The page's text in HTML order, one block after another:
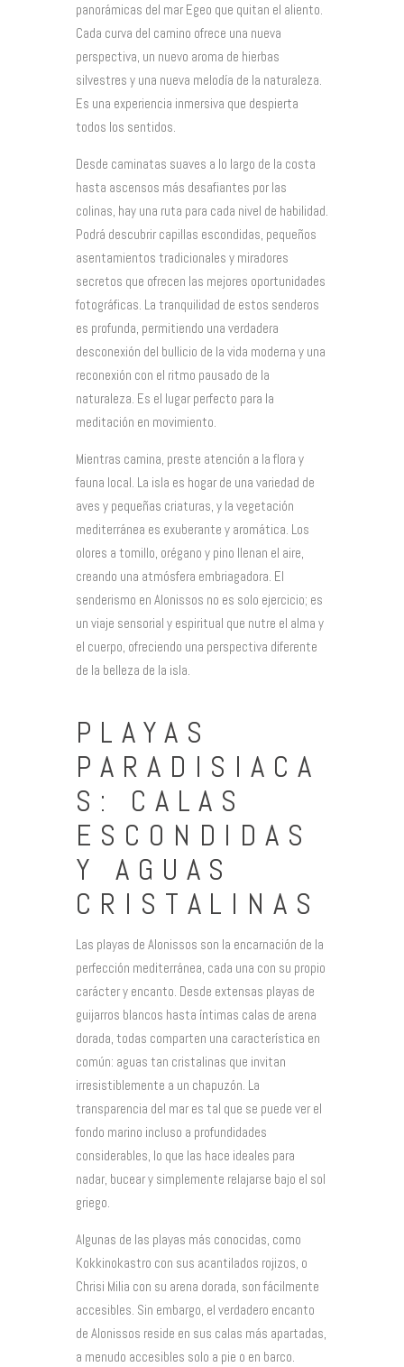
panorámicas del mar Egeo que quitan el aliento.
Cada curva del camino ofrece una nueva
perspectiva, un nuevo aroma de hierbas
silvestres y una nueva melodía de la naturaleza.
Es una experiencia inmersiva que despierta
todos los sentidos.
Desde caminatas suaves a lo largo de la costa
hasta ascensos más desafiantes por las
colinas, hay una ruta para cada nivel de habilidad.
Podrá descubrir capillas escondidas, pequeños
asentamientos tradicionales y miradores
secretos que ofrecen las mejores oportunidades
fotográficas. La tranquilidad de estos senderos
es profunda, permitiendo una verdadera
desconexión del bullicio de la vida moderna y una
reconexión con el ritmo pausado de la
naturaleza. Es el lugar perfecto para la
meditación en movimiento.
Mientras camina, preste atención a la flora y
fauna local. La isla es hogar de una variedad de
aves y pequeñas criaturas, y la vegetación
mediterránea es exuberante y aromática. Los
olores a tomillo, orégano y pino llenan el aire,
creando una atmósfera embriagadora. El
senderismo en Alonissos no es solo ejercicio; es
un viaje sensorial y espiritual que nutre el alma y
el cuerpo, ofreciendo una perspectiva diferente
de la belleza de la isla.
PLAYAS
PARADISIACA
S: CALAS
ESCONDIDAS
Y AGUAS
CRISTALINAS
Las playas de Alonissos son la encarnación de la
perfección mediterránea, cada una con su propio
carácter y encanto. Desde extensas playas de
guijarros blancos hasta íntimas calas de arena
dorada, todas comparten una característica en
común: aguas tan cristalinas que invitan
irresistiblemente a un chapuzón. La
transparencia del mar es tal que se puede ver el
fondo marino incluso a profundidades
considerables, lo que las hace ideales para
nadar, bucear y simplemente relajarse bajo el sol
griego.
Algunas de las playas más conocidas, como
Kokkinokastro con sus acantilados rojizos, o
Chrisi Milia con su arena dorada, son fácilmente
accesibles. Sin embargo, el verdadero encanto
de Alonissos reside en sus calas más apartadas,
a menudo accesibles solo a pie o en barco.